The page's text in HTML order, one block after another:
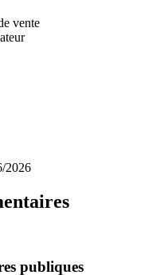
vente
2026
publiques